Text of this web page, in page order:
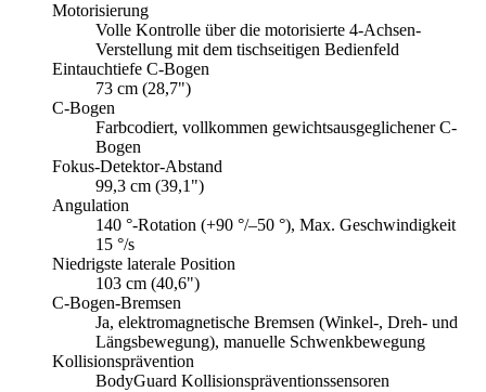
Motorisierung
Volle Kontrolle über die motorisierte 4-Achsen-
Verstellung mit dem tischseitigen Bedienfeld
Eintauchtiefe C-Bogen
73 cm (28,7")
C-Bogen
Farbcodiert, vollkommen gewichtsausgeglichener C-
Bogen
Fokus-Detektor-Abstand
99,3 cm (39,1")
Angulation
140 °-Rotation (+90 °/–50 °), Max. Geschwindigkeit
15 °/s
Niedrigste laterale Position
103 cm (40,6")
C-Bogen-Bremsen
Ja, elektromagnetische Bremsen (Winkel-, Dreh- und
Längsbewegung), manuelle Schwenkbewegung
Kollisionsprävention
BodyGuard Kollisionspräventionssensoren